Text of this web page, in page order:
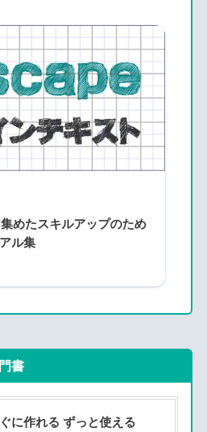
めたスキルアップのため
ル集
書
に作れる ずっと使える